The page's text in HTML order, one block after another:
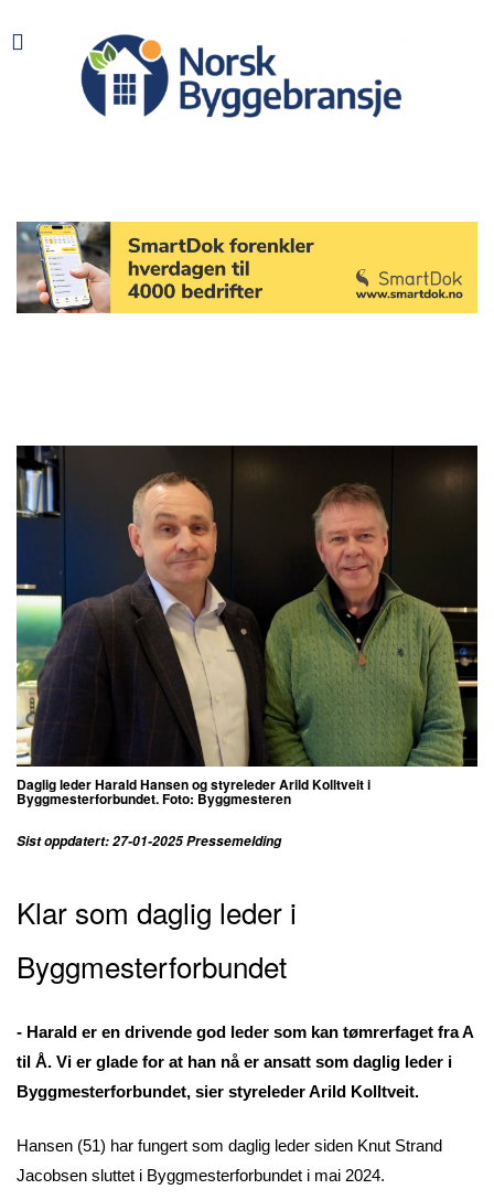
Daglig leder Harald Hansen og styreleder Arild Kolltveit i
Byggmesterforbundet. Foto: Byggmesteren
Sist oppdatert: 27-01-2025 Pressemelding
Klar som daglig leder i
Byggmesterforbundet
- Harald er en drivende god leder som kan tømrerfaget fra A
til Å. Vi er glade for at han nå er ansatt som daglig leder i
Byggmesterforbundet, sier styreleder Arild Kolltveit.
Hansen (51) har fungert som daglig leder siden Knut Strand
Jacobsen sluttet i Byggmesterforbundet i mai 2024.